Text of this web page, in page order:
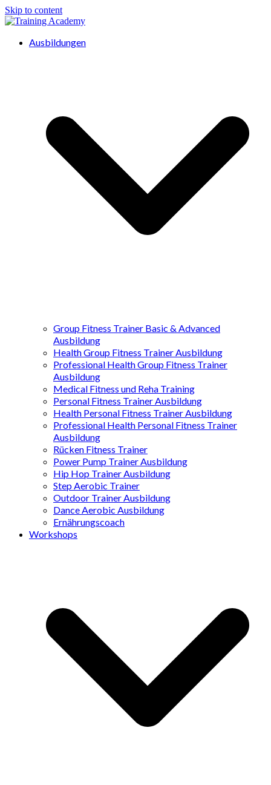
Skip to content
Ausbildungen
Group Fitness Trainer Basic & Advanced
Ausbildung
Health Group Fitness Trainer Ausbildung
Professional Health Group Fitness Trainer
Ausbildung
Medical Fitness und Reha Training
Personal Fitness Trainer Ausbildung
Health Personal Fitness Trainer Ausbildung
Professional Health Personal Fitness Trainer
Ausbildung
Rücken Fitness Trainer
Power Pump Trainer Ausbildung
Hip Hop Trainer Ausbildung
Step Aerobic Trainer
Outdoor Trainer Ausbildung
Dance Aerobic Ausbildung
Ernährungscoach
Workshops